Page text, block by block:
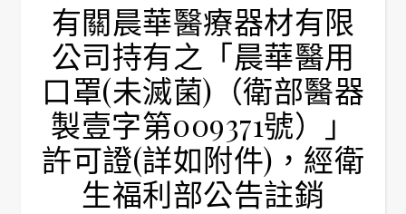
有關晨華醫療器材有限
公司持有之「晨華醫用
口罩(未滅菌)（衛部醫器
製壹字第009371號）」
許可證(詳如附件)，經衛
生福利部公告註銷